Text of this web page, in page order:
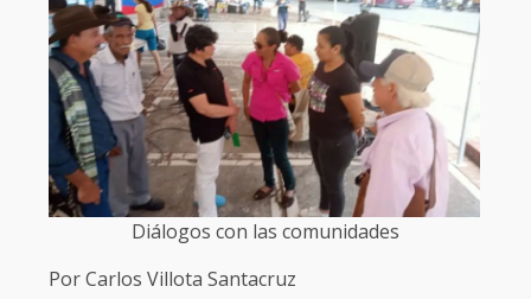
Diálogos con las comunidades
Por Carlos Villota Santacruz